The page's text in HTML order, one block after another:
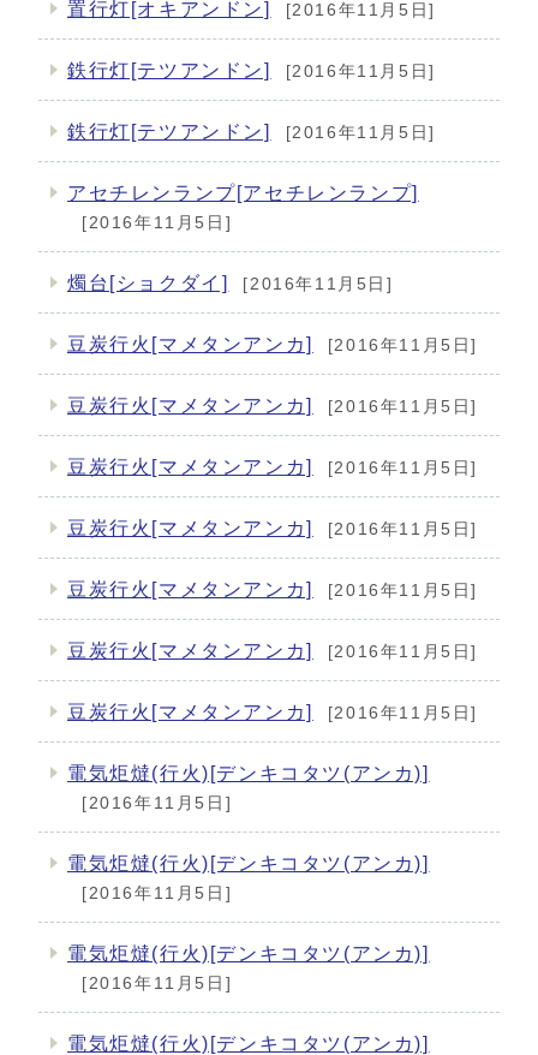
置行灯[オキアンドン] [2016年11月5日]
鉄行灯[テツアンドン] [2016年11月5日]
鉄行灯[テツアンドン] [2016年11月5日]
アセチレンランプ[アセチレンランプ]
[2016年11月5日]
燭台[ショクダイ] [2016年11月5日]
豆炭行火[マメタンアンカ] [2016年11月5日]
豆炭行火[マメタンアンカ] [2016年11月5日]
豆炭行火[マメタンアンカ] [2016年11月5日]
豆炭行火[マメタンアンカ] [2016年11月5日]
豆炭行火[マメタンアンカ] [2016年11月5日]
豆炭行火[マメタンアンカ] [2016年11月5日]
豆炭行火[マメタンアンカ] [2016年11月5日]
電気炬燵(行火)[デンキコタツ(アンカ)]
[2016年11月5日]
電気炬燵(行火)[デンキコタツ(アンカ)]
[2016年11月5日]
電気炬燵(行火)[デンキコタツ(アンカ)]
[2016年11月5日]
電気炬燵(行火)[デンキコタツ(アンカ)]